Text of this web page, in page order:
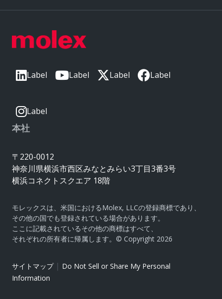
Label Label Label Label
Label
本社
〒220-0012
神奈川県横浜市西区みなとみらい3丁目3番3号
横浜コネクトスクエア 18階
モレックスは、米国におけるMolex, LLCの登録商標であり、
その他の国でも登録されている場合があります。
ここに記載されているその他の商標はすべて、
それぞれの所有者に帰属します。© Copyright 2026
サイトマップ| Do Not Sell or Share My Personal
Information